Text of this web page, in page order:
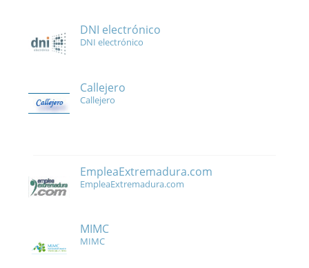
DNI electrónico
DNI electrónico
Callejero
Callejero
EmpleaExtremadura.com
EmpleaExtremadura.com
MIMC
MIMC